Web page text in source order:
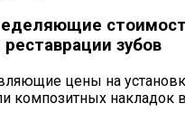
зубов
цены на
композитных накладок